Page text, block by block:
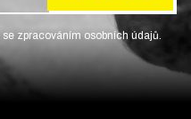
zpracováním osobních údajů.